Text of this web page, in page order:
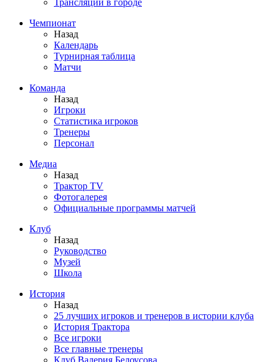
Трансляции в городе
Чемпионат
Назад
Календарь
Турнирная таблица
Матчи
Команда
Назад
Игроки
Статистика игроков
Тренеры
Персонал
Медиа
Назад
Трактор TV
Фотогалерея
Официальные программы матчей
Клуб
Назад
Руководство
Музей
Школа
История
Назад
25 лучших игроков и тренеров в истории клуба
История Трактора
Все игроки
Все главные тренеры
Клуб Валерия Белоусова